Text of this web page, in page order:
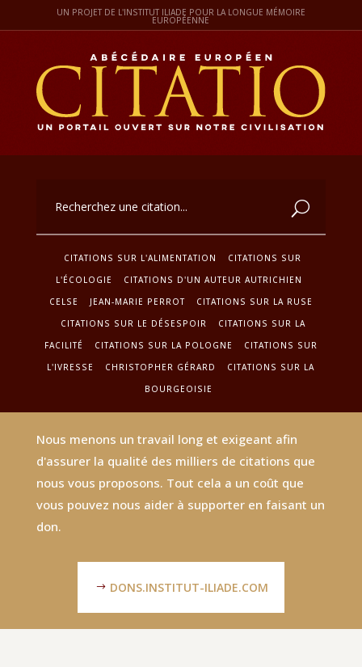
UN PROJET DE L'INSTITUT ILIADE POUR LA LONGUE MÉMOIRE
EUROPÉENNE
CITATIONS SUR L'ALIMENTATION
CITATIONS SUR
L'ÉCOLOGIE
CITATIONS D'UN AUTEUR AUTRICHIEN
CELSE
JEAN-MARIE PERROT
CITATIONS SUR LA RUSE
CITATIONS SUR LE DÉSESPOIR
CITATIONS SUR LA
FACILITÉ
CITATIONS SUR LA POLOGNE
CITATIONS SUR
L'IVRESSE
CHRISTOPHER GÉRARD
CITATIONS SUR LA
BOURGEOISIE
Nous menons un travail long et exigeant afin
d'assurer la qualité des milliers de citations que
nous vous proposons. Tout cela a un coût que
vous pouvez nous aider à supporter en faisant un
don.
DONS.INSTITUT-ILIADE.COM